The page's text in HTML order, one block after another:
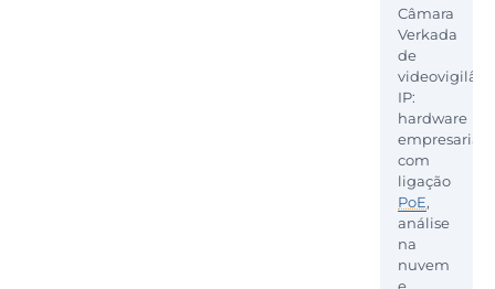
Câmara
Verkada
de
IP:
hardware
empresarial
com
ligação
PoE,
análise
na
nuvem